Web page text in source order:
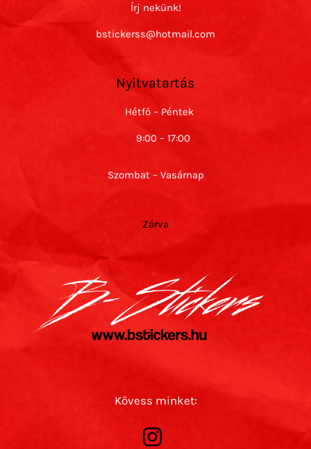
Írj nekünk!
bstickerss@hotmail.com
Nyitvatartás
Hétfő – Péntek
9:00 – 17:00
Szombat – Vasárnap
Zárva
Kövess minket: